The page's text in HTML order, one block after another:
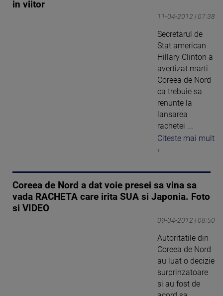
in viitor
11-04-2012 | 07:38
Secretarul de
Stat american
Hillary Clinton a
avertizat marti
Coreea de Nord
ca trebuie sa
renunte la
lansarea
rachetei ...
Citeste mai mult
›
Coreea de Nord a dat voie presei sa vina sa
vada RACHETA care irita SUA si Japonia. Foto
si VIDEO
09-04-2012 | 08:50
Autoritatile din
Coreea de Nord
au luat o decizie
surprinzatoare
si au fost de